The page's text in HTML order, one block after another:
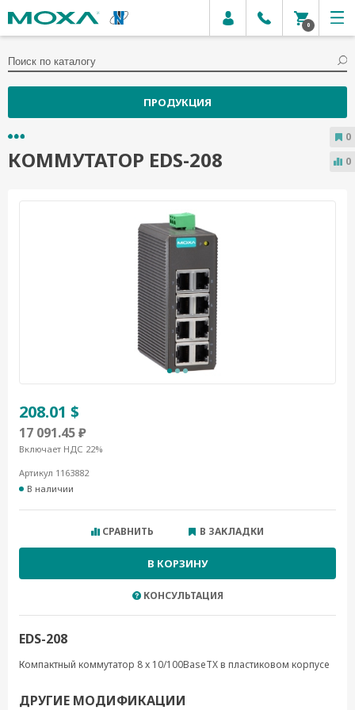
0
ПРОДУКЦИЯ
КОММУТАТОР EDS-208
208.01 $
17 091.45 ₽
Включает НДС 22%
Артикул 1163882
В наличии
СРАВНИТЬ В ЗАКЛАДКИ
В КОРЗИНУ
КОНСУЛЬТАЦИЯ
EDS-208
Компактный коммутатор 8 x 10/100BaseTX в пластиковом корпусе
ДРУГИЕ МОДИФИКАЦИИ
0
0